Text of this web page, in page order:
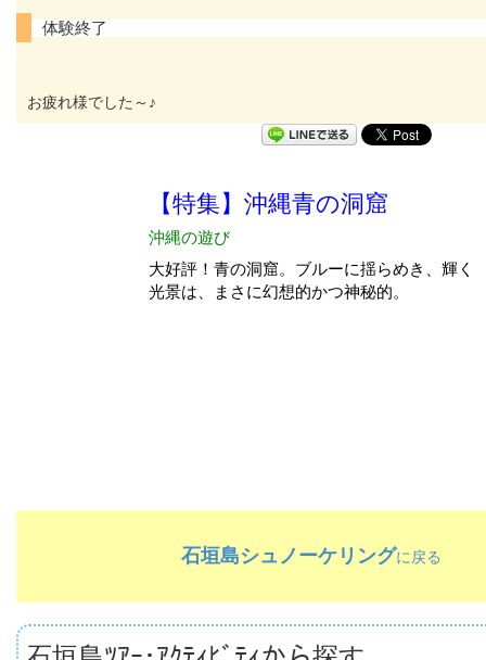
体験終了
お疲れ様でした～♪
石垣島シュノーケリングに戻る